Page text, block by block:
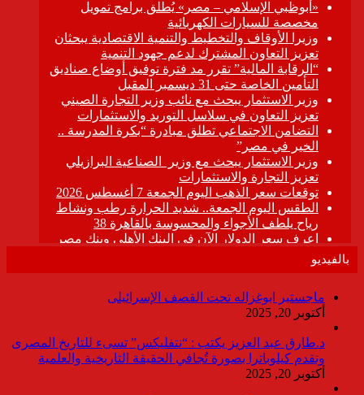
بالفيديو
ماجستير ابوغزاله تحت القصف الإسرائيلى
أكتوبر 20, 2025
د.طارق عبد العزيز يكتب : “نتفليكس” تسىء للتاريخ المصرى
وتقدم كيلوباترا بصورة تُجافي الحقيقة التاريخية والعلمية
أكتوبر 20, 2025